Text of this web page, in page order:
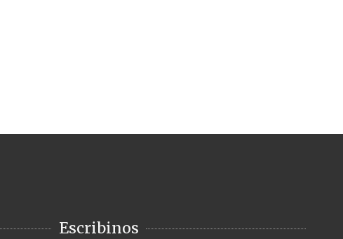
Escribinos